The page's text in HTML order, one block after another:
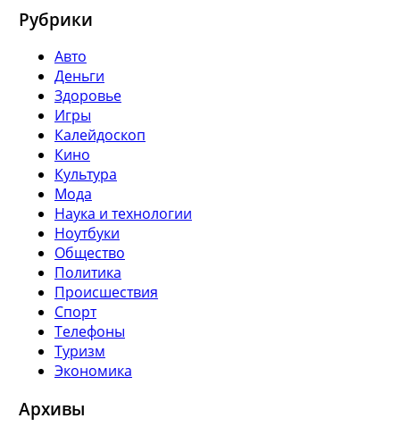
Рубрики
Авто
Деньги
Здоровье
Игры
Калейдоскоп
Кино
Культура
Мода
Наука и технологии
Ноутбуки
Общество
Политика
Происшествия
Спорт
Телефоны
Туризм
Экономика
Архивы